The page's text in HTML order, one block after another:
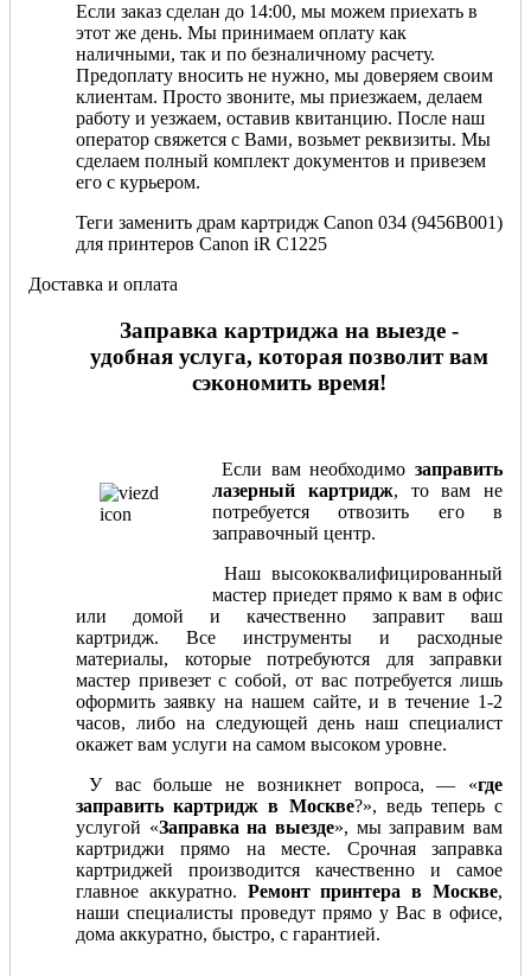
Если заказ сделан до 14:00, мы можем приехать в
этот же день. Мы принимаем оплату как
наличными, так и по безналичному расчету.
Предоплату вносить не нужно, мы доверяем своим
клиентам. Просто звоните, мы приезжаем, делаем
работу и уезжаем, оставив квитанцию. После наш
оператор свяжется с Вами, возьмет реквизиты. Мы
сделаем полный комплект документов и привезем
его с курьером.
Теги заменить драм картридж Canon 034 (9456B001)
для принтеров Canon iR C1225
Доставка и оплата
Заправка картриджа на выезде -
удобная услуга, которая позволит вам
сэкономить время!
Если вам необходимо заправить
лазерный картридж, то вам не
потребуется отвозить его в
заправочный центр.
Наш высококвалифицированный
мастер приедет прямо к вам в офис
или домой и качественно заправит ваш
картридж. Все инструменты и расходные
материалы, которые потребуются для заправки
мастер привезет с собой, от вас потребуется лишь
оформить заявку на нашем сайте, и в течение 1-2
часов, либо на следующей день наш специалист
окажет вам услуги на самом высоком уровне.
У вас больше не возникнет вопроса, — «где
заправить картридж в Москве?», ведь теперь с
услугой «Заправка на выезде», мы заправим вам
картриджи прямо на месте. Срочная заправка
картриджей производится качественно и самое
главное аккуратно. Ремонт принтера в Москве,
наши специалисты проведут прямо у Вас в офисе,
дома аккуратно, быстро, с гарантией.